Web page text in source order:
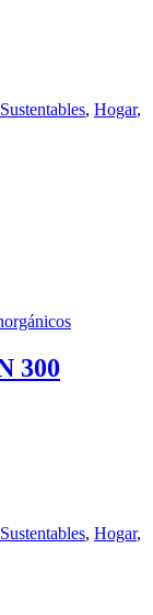
, Hogar,
300
, Hogar,